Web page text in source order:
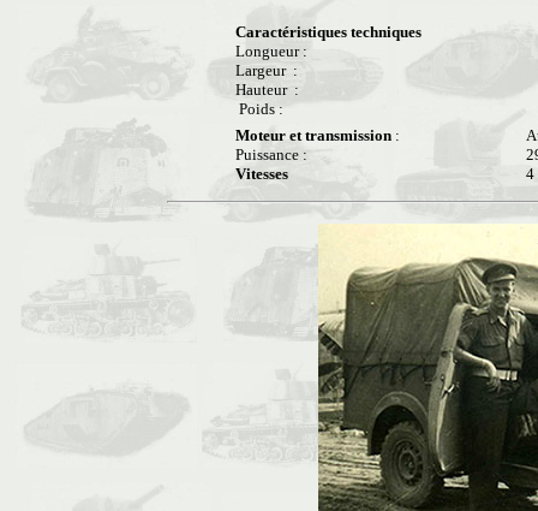
Caractéristiques techniques
Longueur :
Largeur :
Hauteur :
Poids :
Moteur et transmission :
Puissance :
Vitesses
4